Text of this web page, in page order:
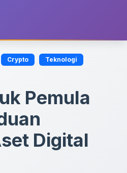
Crypto
Teknologi
Pemula
Digital